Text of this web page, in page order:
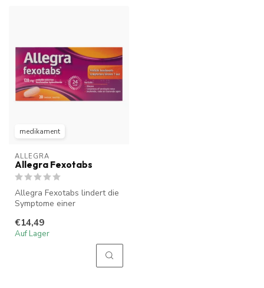
medikament
ALLEGRA
Allegra Fexotabs
Allegra Fexotabs lindert die
Symptome einer
Heuschn...
€14,49
Auf Lager